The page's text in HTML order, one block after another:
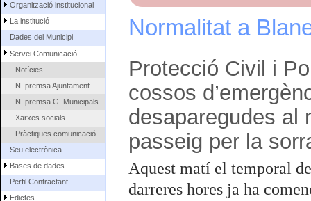
Organització institucional
La institució
Dades del Municipi
Servei Comunicació
Notícies
N. premsa Ajuntament
N. premsa G. Municipals
Xarxes socials
Pràctiques comunicació
Seu electrònica
Bases de dades
Perfil Contractant
Edictes
Normalitat a
Protecció Civil i
cossos
desaparegudes al
passeig per la
Aquest matí el temporal
darreres hores ja ha